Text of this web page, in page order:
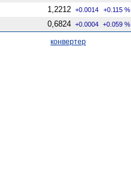
1,2212 +0.0014 +0.115 %
0,6824 +0.0004 +0.059 %
конвертер